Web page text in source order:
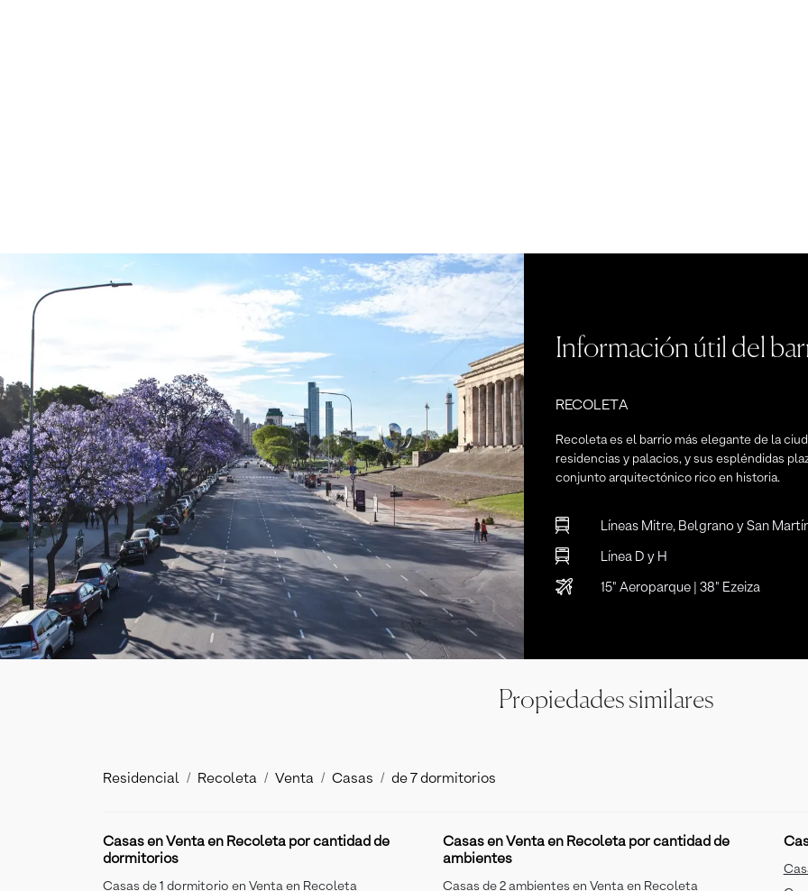
Información útil del
RECOLETA
Recoleta es el barrio más elegante de la
residencias y palacios, y sus espléndidas
conjunto arquitectónico rico en historia.
Líneas Mitre, Belgrano y San
Línea D y H
15" Aeroparque | 38" Ezeiza
Propiedades similares
Residencial Recoleta Venta Casas de 7 dormitorios
Casas en Venta en Recoleta por cantidad de
dormitorios
Casas de 1 dormitorio en Venta en Recoleta
Casas en Venta en Recoleta por cantidad de
ambientes
Casas de 2 ambientes en Venta en Recoleta